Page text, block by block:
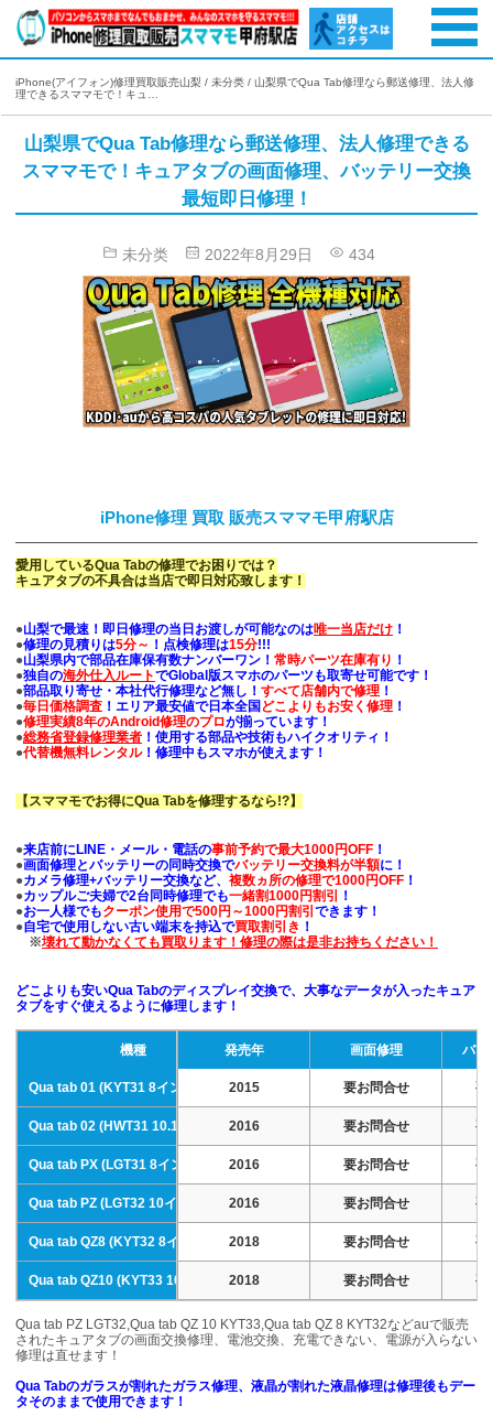
iPhone(アイフォン)修理買取販売山梨 / 未分类 / 山梨県でQua Tab修理なら郵送修理、法人修
理できるスママモで！キュ…
山梨県でQua Tab修理なら郵送修理、法人修理できる
スママモで！キュアタブの画面修理、バッテリー交換
最短即日修理！
未分类 2022年8月29日 434
iPhone修理 買取 販売スママモ甲府駅店
愛用しているQua Tabの修理でお困りでは？
キュアタブの不具合は当店で即日対応致します！
●山梨で最速！即日修理の当日お渡しが可能なのは唯一当店だけ ！
●修理の見積りは5分～ ！点検修理は15分!!!
●山梨県内で部品在庫保有数ナンバーワン！ 常時パーツ在庫有り ！
●独自の海外仕入ルートでGlobal版スマホのパーツも取寄せ可能です！
●部品取り寄せ・本社代行修理など無し！ すべて店舗内で修理 ！
●毎日価格調査 ！エリア最安値で日本全国 どこよりもお安く修理 ！
●修理実績8年のAndroid修理のプロが揃っています！
●総務省登録修理業者 ！使用する部品や技術もハイクオリティ！
●代替機無料レンタル！修理中もスマホが使えます！
【スママモでお得にQua Tabを修理するなら!?】
●来店前にLINE・メール・電話の事前予約で最大1000円OFF ！
●画面修理とバッテリーの同時交換でバッテリー交換料が半額に！
●カメラ修理+バッテリー交換など、 複数ヵ所の修理で1000円OFF ！
●カップルご夫婦で2台同時修理でも一緒割1000円割引
！
●お一人様でもクーポン使用で500円～1000円割引 できます！
●自宅で使用しない古い端末を持込で買取割引き ！
※壊れて動かなくても買取ります！修理の際は是非お持ちください！
どこよりも安いQua Tabのディスプレイ交換で、大事なデータが入ったキュア
タブをすぐ使えるように修理します！
発売年 画面修理 バッ
2015 要お問合せ 要
2016 要お問合せ 要
2016 要お問合せ 要
2016 要お問合せ 要
2018 要お問合せ 要
2018 要お問合せ 要
機種
Qua tab 01 (KYT31 8インチ)
Qua tab 02 (HWT31 10.1インチ)
Qua tab PX (LGT31 8インチ)
Qua tab PZ (LGT32 10インチ)
Qua tab QZ8 (KYT32 8インチ)
Qua tab QZ10 (KYT33 10.1インチ)
Qua tab PZ LGT32,Qua tab QZ 10 KYT33,Qua tab QZ 8 KYT32などauで販売
されたキュアタブの画面交換修理、電池交換、充電できない、電源が入らない
修理は直せます！
Qua Tabのガラスが割れたガラス修理、液晶が割れた液晶修理は修理後もデー
タそのままで使用できます！